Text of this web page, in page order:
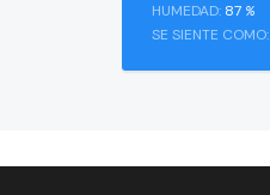
HUMEDAD: 87 %
SE SIENTE COMO: